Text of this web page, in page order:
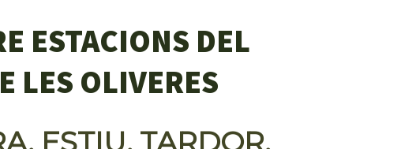
ESTACIONS DEL
LES OLIVERES
ESTIU, TARDOR,